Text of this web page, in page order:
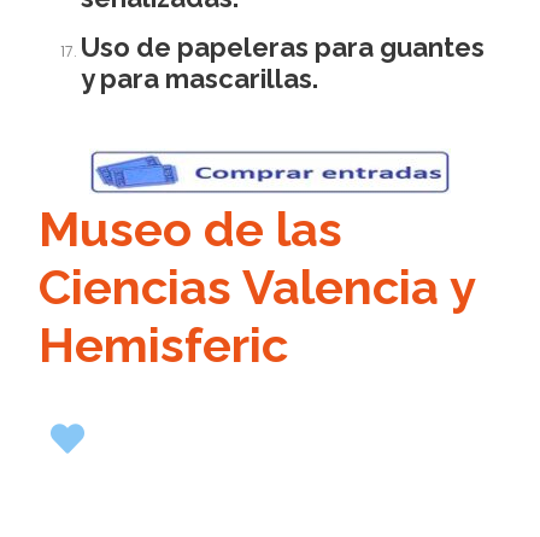
Uso de papeleras para guantes
y para mascarillas.
Museo de las
Ciencias Valencia y
Hemisferic